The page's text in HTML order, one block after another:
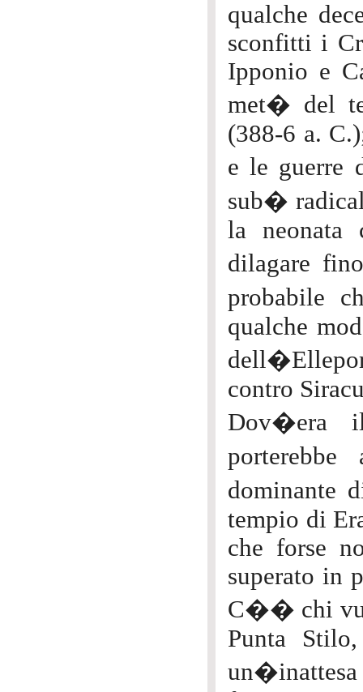
qualche
sconfitti i
Ipponio e
met� del
(388-6 a.
e le guerre
sub�
la neonata
dilagare
probabile
qualche
contro
Dov�era
dominante
tempio di
che forse
superato in
C�� chi
Punta